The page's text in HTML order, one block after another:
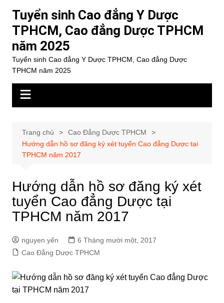
dung
Tuyển sinh Cao đẳng Y Dược
TPHCM, Cao đẳng Dược TPHCM
năm 2025
Tuyển sinh Cao đẳng Y Dược TPHCM, Cao đẳng Dược
TPHCM năm 2025
Trang chủ
Cao Đẳng Dược TPHCM
Hướng dẫn hồ sơ đăng ký xét tuyển Cao đẳng Dược tại
TPHCM năm 2017
Hướng dẫn hồ sơ đăng ký xét
tuyển Cao đẳng Dược tại
TPHCM năm 2017
nguyen yến
6 Tháng mười một, 2017
Cao Đẳng Dược TPHCM